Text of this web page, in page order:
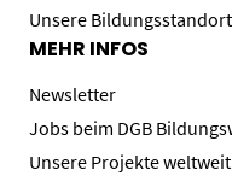
Unsere
MEHR INFOS
Newsletter
Jobs beim DGB
Unsere Projekte weltweit